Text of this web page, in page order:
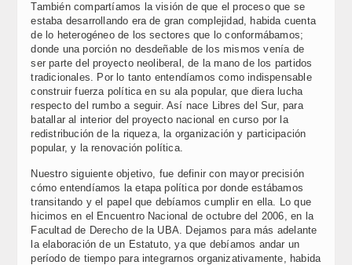
También compartíamos la visión de que el proceso que se
estaba desarrollando era de gran complejidad, habida cuenta
de lo heterogéneo de los sectores que lo conformábamos;
donde una porción no desdeñable de los mismos venía de
ser parte del proyecto neoliberal, de la mano de los partidos
tradicionales. Por lo tanto entendíamos como indispensable
construir fuerza política en su ala popular, que diera lucha
respecto del rumbo a seguir. Así nace Libres del Sur, para
batallar al interior del proyecto nacional en curso por la
redistribución de la riqueza, la organización y participación
popular, y la renovación política.
Nuestro siguiente objetivo, fue definir con mayor precisión
cómo entendíamos la etapa política por donde estábamos
transitando y el papel que debíamos cumplir en ella. Lo que
hicimos en el Encuentro Nacional de octubre del 2006, en la
Facultad de Derecho de la UBA. Dejamos para más adelante
la elaboración de un Estatuto, ya que debíamos andar un
período de tiempo para integrarnos organizativamente, habida